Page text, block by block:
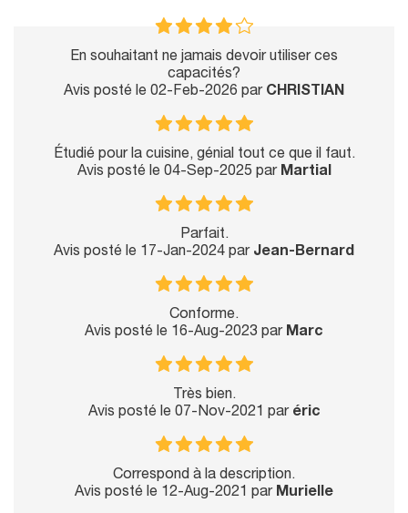
En souhaitant ne jamais devoir utiliser ces
capacités?
Avis posté le 02-Feb-2026 par CHRISTIAN
Étudié pour la cuisine, génial tout ce que il faut.
Avis posté le 04-Sep-2025 par Martial
Parfait.
Avis posté le 17-Jan-2024 par Jean-Bernard
Conforme.
Avis posté le 16-Aug-2023 par Marc
Très bien.
Avis posté le 07-Nov-2021 par éric
Correspond à la description.
Avis posté le 12-Aug-2021 par Murielle